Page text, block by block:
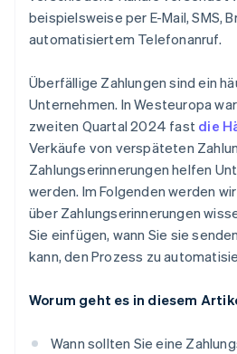
beispielsweise per E-Mail, SMS,
automatisiertem Telefonanruf.
Überfällige Zahlungen sind ein
Unternehmen. In Westeuropa
zweiten Quartal 2024 fast die
Verkäufe von verspäteten
Zahlungserinnerungen helfen
werden. Im Folgenden werden
über Zahlungserinnerungen
Sie einfügen, wann Sie sie
kann, den Prozess zu
Worum geht es in diesem
Wann sollten Sie eine